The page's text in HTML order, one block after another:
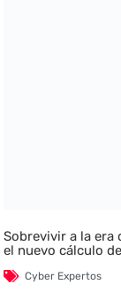
Sobrevivir a la
el nuevo cálculo
Cyber Expertos